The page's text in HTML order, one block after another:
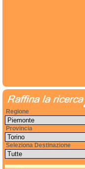
Regione
Provincia
Seleziona Destinazione